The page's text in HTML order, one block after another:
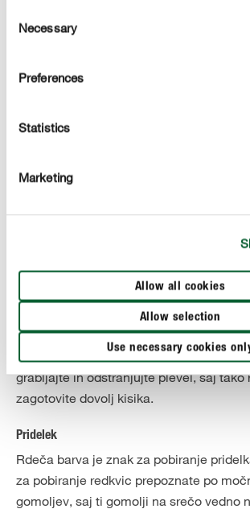
Selection
Necessary
Preferences
Statistics
Marketing
Allow all cookies
Allow selection
Use necessary cookies
Nega redkvic
Hitra rast rastlino utrudi in jo naredi
redkvic. Če želite kljub hitri rasti redkvic
dodajati zadostno količino vode – med
Redkvice sodijo v skupino rastlin, ki za
potrebujejo veliko hranil. Če ste zemljo
dobro pripravili s kompostom ali
redkvic naslednjih nekaj tednov med
treba dodatno gnojiti. Če pa želite svoji
zagotoviti najboljše pogoje za rast, pa
grabljajte in odstranjujte plevel, saj tako
zagotovite dovolj kisika.
Pridelek
Rdeča barva je znak za pobiranje
za pobiranje redkvic prepoznate po
gomoljev, saj ti gomolji na srečo vedno